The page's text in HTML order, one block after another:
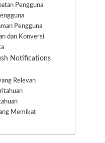
Pengguna
Pengguna
dan Konversi
Notifications
Relevan
Memikat